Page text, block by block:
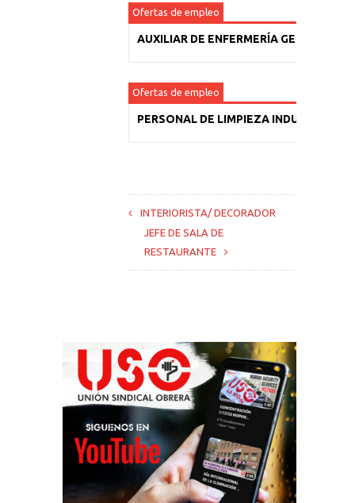
Ofertas de empleo
AUXILIAR DE ENFERMERÍA GERIÁTRICA
Ofertas de empleo
PERSONAL DE LIMPIEZA INDUSTRIAL
INTERIORISTA/ DECORADOR
JEFE DE SALA DE
RESTAURANTE